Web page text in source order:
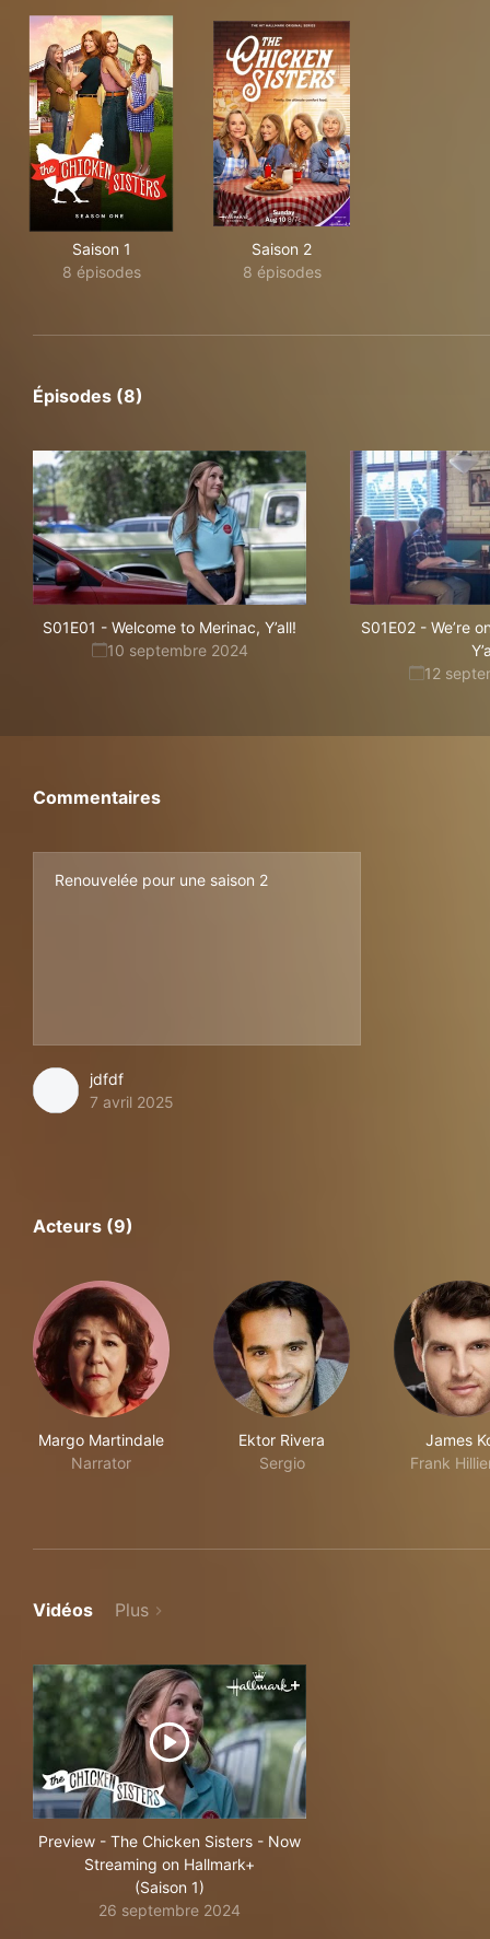
Saison 1
8 épisodes
Saison 2
8 épisodes
Épisodes (8)
S01E01 - Welcome to Merinac, Y’all!
10 septembre 2024
S01E02 - We’re
12
Commentaires
Renouvelée pour une saison 2
jdfdf
7 avril 2025
Acteurs (9)
Margo Martindale
Narrator
Ektor Rivera
Sergio
James
Frank
Vidéos Plus
Preview - The Chicken Sisters - Now
Streaming on Hallmark+
(Saison 1)
26 septembre 2024